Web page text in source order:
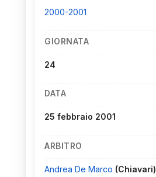
2000-2001
GIORNATA
24
DATA
25 febbraio 2001
ARBITRO
Andrea De Marco (Chiavari)